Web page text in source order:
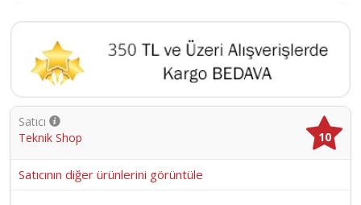
Satıcı
Teknik Shop
10
Satıcının diğer ürünlerini görüntüle